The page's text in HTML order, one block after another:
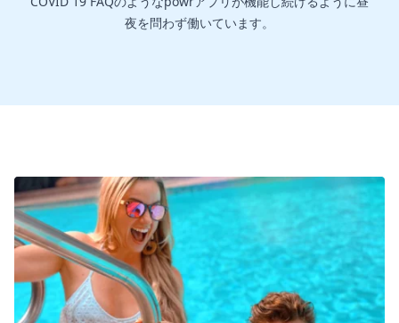
夜を問わず働いています。